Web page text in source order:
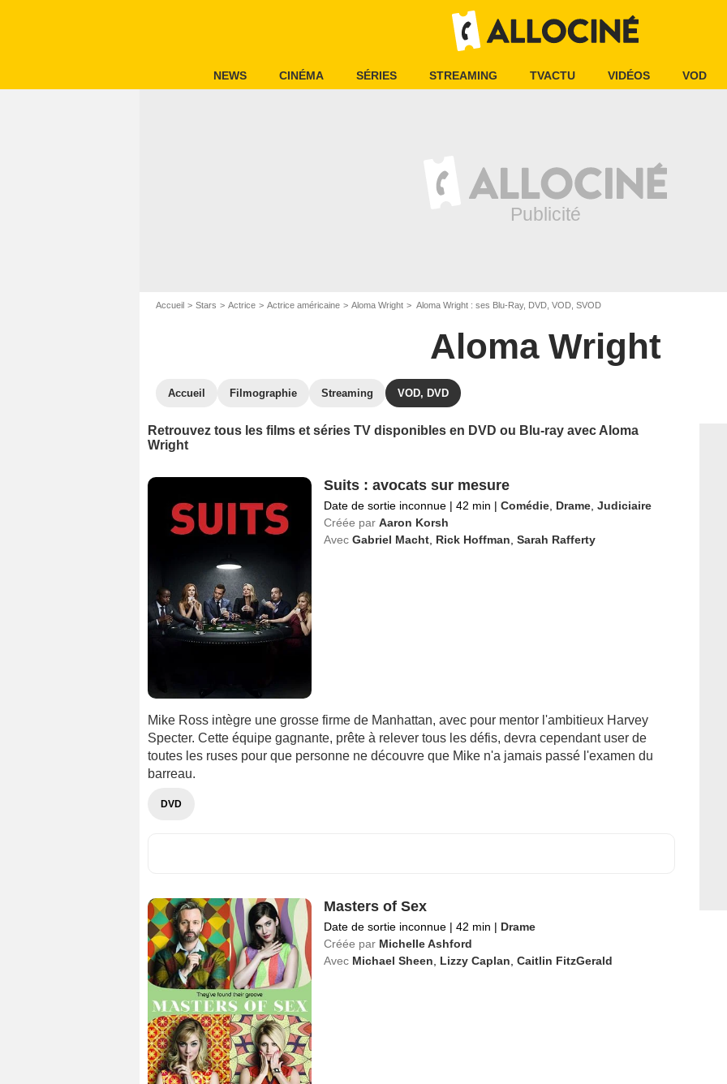
NEWS CINÉMA SÉRIES STREAMING TVACTU VIDÉOS VOD
Accueil Stars Actrice Actrice américaine Aloma Wright Aloma Wright : ses Blu-Ray, DVD, VOD, SVOD
Aloma Wright
Accueil Filmographie Streaming VOD, DVD
Retrouvez tous les films et séries TV disponibles en DVD ou Blu-ray avec Aloma
Wright
Suits : avocats sur mesure
Date de sortie inconnue | 42 min | Comédie, Drame, Judiciaire
Créée par Aaron Korsh
Avec Gabriel Macht, Rick Hoffman Sarah Rafferty
Mike Ross intègre une grosse firme de Manhattan, avec pour mentor l'ambitieux Harvey
Specter. Cette équipe gagnante, prête à relever tous les défis, devra cependant user de
toutes les ruses pour que personne ne découvre que Mike n'a jamais passé l'examen du
barreau.
DVD
Masters of Sex
Date de sortie inconnue | 42 min | Drame
Créée par Michelle Ashford
Avec Michael Sheen Lizzy Caplan Caitlin FitzGerald